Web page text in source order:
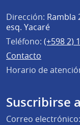
Dirección: Rambla
esq. Yacaré
Teléfono: (+598 2)
Contacto
Horario de
Suscribirse
Correo electrónico: